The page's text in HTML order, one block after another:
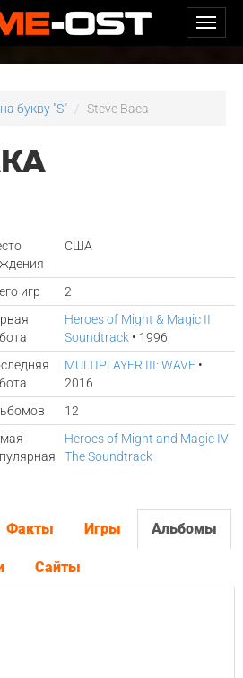
букву "S" Steve Baca
США
игр
2
Heroes of Might & Magic II
Soundtrack • 1996
MULTIPLAYER III: WAVE •
2016
12
Heroes of Might and Magic IV
The Soundtrack
Факты Игры Альбомы
Сайты